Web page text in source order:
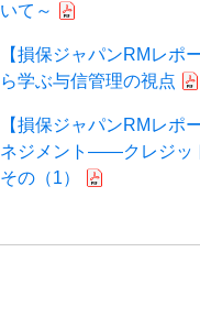
いて～
【損保ジャパンRMレポ
ら学ぶ与信管理の視点
【損保ジャパンRMレポ
ネジメント――クレジッ
その（1）